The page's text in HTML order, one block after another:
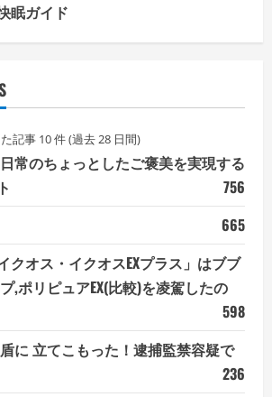
眠ガイド
記事 10 件 (過去 28 日間)
日常のちょっとしたご褒美を実現する
756
665
クオス・イクオスEXプラス」はブブ
,ポリピュアEX(比較)を凌駕したの
598
に 立てこもった！逮捕監禁容疑で
236